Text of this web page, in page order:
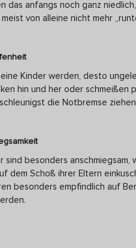
das anfangs noch ganz
von alleine nicht mehr
Kinder werden, desto
hin und her oder
die Notbremse
sind besonders
dem Schoß ihrer Eltern
besonders empfindlich auf